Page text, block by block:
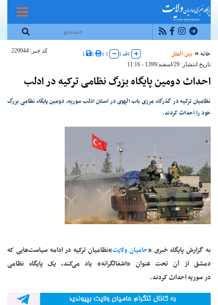
خانه بین الملل |ف |
|
|
|
|
کد خبر: 229944
تاریخ انتشار: 29/اسفند/1399 - 11:16
احداث دومین پایگاه بزرگ نظامی ترکیه در ادلب
نظامیان ترکیه در گذرگاه مرزی باب الهوی در استان ادلب سوریه، دومین پایگاه نظامی بزرگ
خود را احداث کردند.
به گزارش پایگاه خبری «حامیان ولایت»نظامیان ترکیه در ادامه سیاست‌هایی که
دمشق از آن تحت عنوان «اشغالگرانه» یاد می‌کند، یک پایگاه نظامی
در سوریه احداث کردند.